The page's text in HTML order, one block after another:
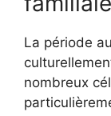
La période
nombreux